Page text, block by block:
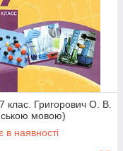
клас. Григорович О. В.
мовою)
в наявності